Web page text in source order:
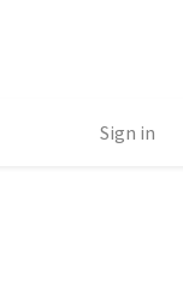
Sign in